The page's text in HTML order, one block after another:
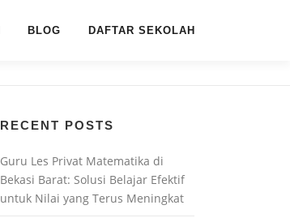
BLOG DAFTAR SEKOLAH
RECENT POSTS
Guru Les Privat Matematika di
Bekasi Barat: Solusi Belajar Efektif
untuk Nilai yang Terus Meningkat